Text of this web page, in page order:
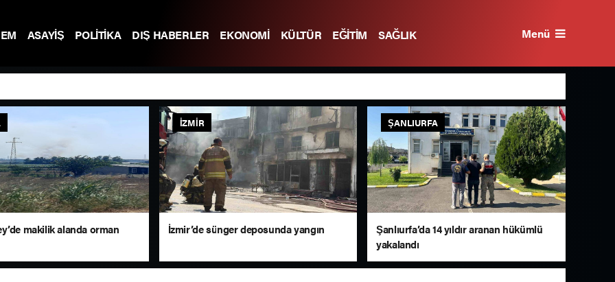
ASAYİŞ POLİTİKA DIŞ HABERLER EKONOMİ KÜLTÜR EĞİTİM SAĞLIK Menü
makilik alanda orman
İZMIR
İzmir’de sünger deposunda yangın
ŞANLIURFA
Şanlıurfa’da 14 yıldır aranan hükümlü
yakalandı